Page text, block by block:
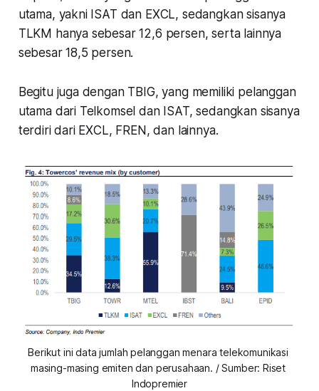
utama, yakni ISAT dan EXCL, sedangkan sisanya
TLKM hanya sebesar 12,6 persen, serta lainnya
sebesar 18,5 persen.
Begitu juga dengan TBIG, yang memiliki pelanggan
utama dari Telkomsel dan ISAT, sedangkan sisanya
terdiri dari EXCL, FREN, dan lainnya.
Berikut ini data jumlah pelanggan menara telekomunikasi
masing-masing emiten dan perusahaan. / Sumber: Riset
Indopremier